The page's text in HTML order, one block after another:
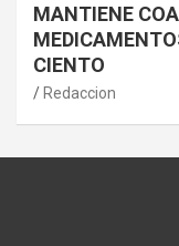
MANTIENE
CIENTO
Redaccion